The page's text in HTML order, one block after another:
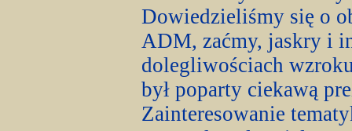
Dowiedzieliśmy się o
ADM, zaćmy, jaskry i
dolegliwościach
był poparty ciekawą
Zainteresowanie